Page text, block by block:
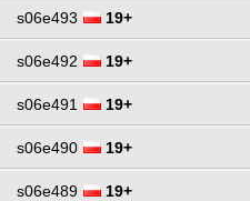
s06e493 19+
s06e492 19+
s06e491 19+
s06e490 19+
s06e489 19+